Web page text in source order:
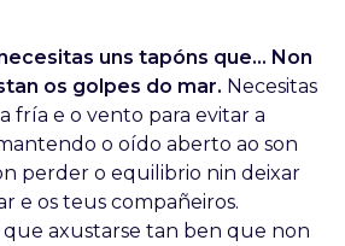
uns tapóns que... Non
os golpes do mar. Necesitas
fría e o vento para evitar a
o oído aberto ao son
perder o equilibrio nin deixar
e os teus compañeiros.
que axustarse tan ben que non